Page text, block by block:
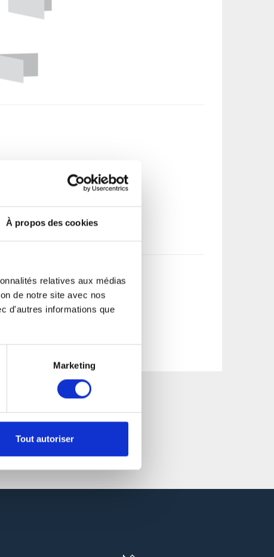
À propos des cookies
relatives aux médias
de notre site avec nos
d'autres informations que
Marketing
Tout autoriser